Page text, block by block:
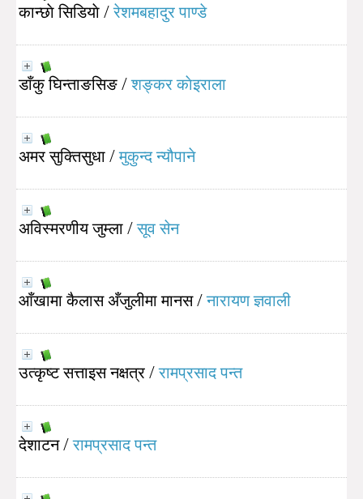
कान्छाे सिडियाे/रेशमबहादुर पाण्डे
डाँकु घिन्ताङसिङ/शङ्कर काेइराला
अमर सुक्तिसुधा/मुकुन्द न्यौपाने
अविस्मरणीय जुम्ला/सूव सेन
आँखामा कैलास अँजुलीमा मानस/नारायण ज्ञवाली
उत्कृष्ट सत्ताइस नक्षत्र/रामप्रसाद पन्त
देशाटन/रामप्रसाद पन्त